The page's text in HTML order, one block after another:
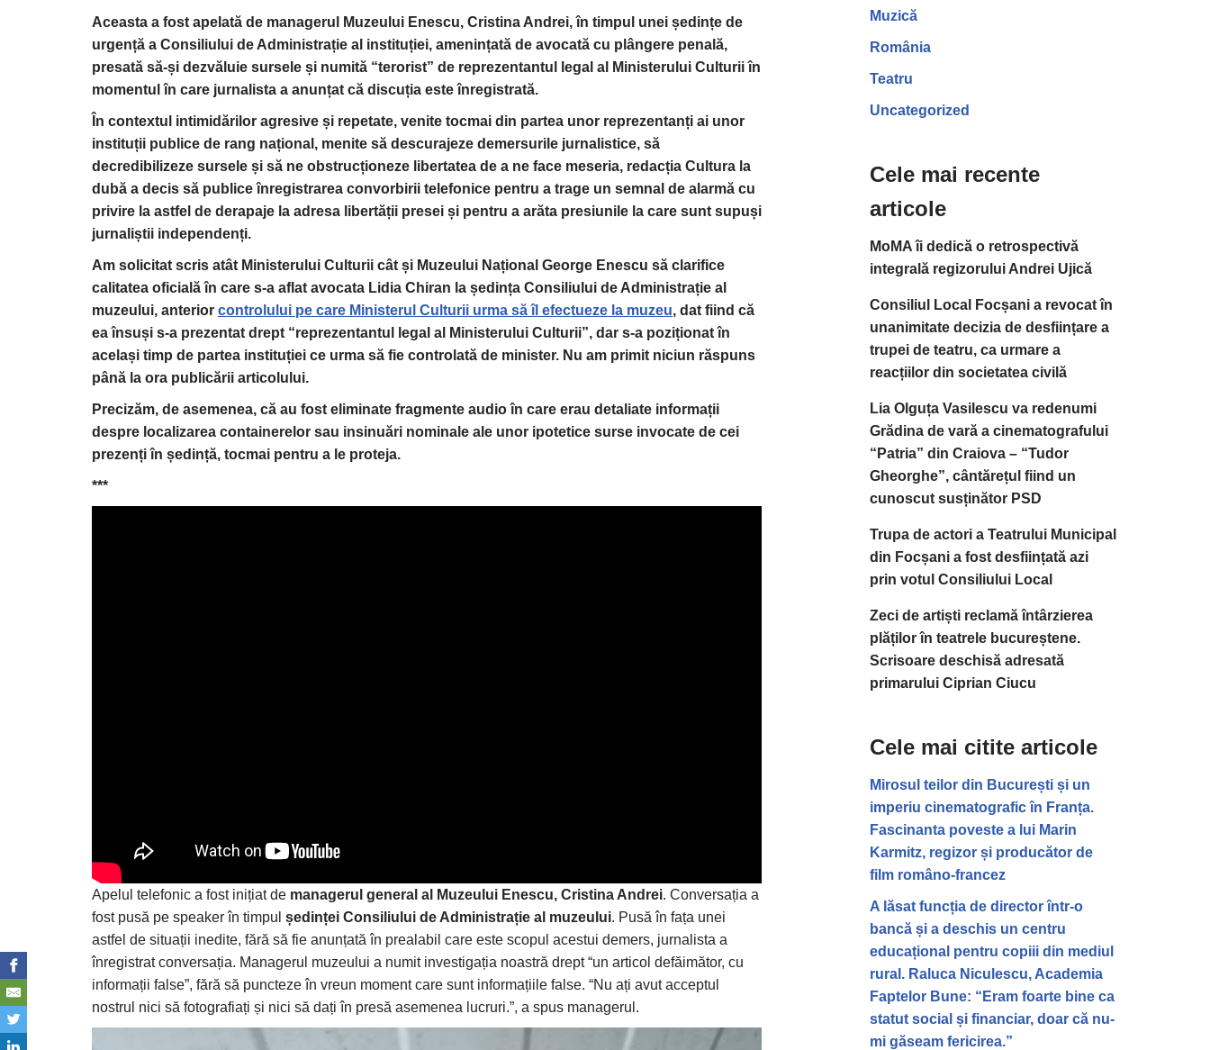
Aceasta a fost apelată de managerul Muzeului Enescu, Cristina Andrei, în timpul unei ședințe de
urgență a Consiliului de Administrație al instituției, amenințată de avocată cu plângere penală,
presată să-și dezvăluie sursele și numită “terorist” de reprezentantul legal al Ministerului Culturii în
momentul în care jurnalista a anunțat că discuția este înregistrată.
În contextul intimidărilor agresive și repetate, venite tocmai din partea unor reprezentanți ai unor
instituții publice de rang național, menite să descurajeze demersurile jurnalistice, să
decredibilizeze sursele și să ne obstrucționeze libertatea de a ne face meseria, redacția Cultura la
dubă a decis să publice înregistrarea convorbirii telefonice pentru a trage un semnal de alarmă cu
privire la astfel de derapaje la adresa libertății presei și pentru a arăta presiunile la care sunt supuși
jurnaliștii independenți.
Am solicitat scris atât Ministerului Culturii cât și Muzeului Național George Enescu să clarifice
calitatea oficială în care s-a aflat avocata Lidia Chiran la ședința Consiliului de Administrație al
muzeului, anterior controlului pe care Ministerul Culturii urma să îl efectueze la muzeu, dat fiind că
ea însuși s-a prezentat drept “reprezentantul legal al Ministerului Culturii”, dar s-a poziționat în
același timp de partea instituției ce urma să fie controlată de minister. Nu am primit niciun răspuns
până la ora publicării articolului.
Precizăm, de asemenea, că au fost eliminate fragmente audio în care erau detaliate informații
despre localizarea containerelor sau insinuări nominale ale unor ipotetice surse invocate de cei
prezenți în ședință, tocmai pentru a le proteja.
***
Apelul telefonic a fost inițiat de managerul general al Muzeului Enescu, Cristina Andrei. Conversația a
fost pusă pe speaker în timpul ședinței Consiliului de Administrație al muzeului. Pusă în fața unei
astfel de situații inedite, fără să fie anunțată în prealabil care este scopul acestui demers, jurnalista a
înregistrat conversația. Managerul muzeului a numit investigația noastră drept “un articol defăimător, cu
informații false”, fără să puncteze în vreun moment care sunt informațiile false. “Nu ați avut acceptul
nostrul nici să fotografiați și nici să dați în presă asemenea lucruri.”, a spus managerul.
Muzică
România
Teatru
Uncategorized
Cele mai recente
articole
MoMA îi dedică o retrospectivă
integrală regizorului Andrei Ujică
Consiliul Local Focșani a revocat în
unanimitate decizia de desființare a
trupei de teatru, ca urmare a
reacțiilor din societatea civilă
Lia Olguța Vasilescu va redenumi
Grădina de vară a cinematografului
“Patria” din Craiova – “Tudor
Gheorghe”, cântărețul fiind un
cunoscut susținător PSD
Trupa de actori a Teatrului Municipal
din Focșani a fost desființată azi
prin votul Consiliului Local
Zeci de artiști reclamă întârzierea
plăților în teatrele bucureștene.
Scrisoare deschisă adresată
primarului Ciprian Ciucu
Cele mai citite articole
Mirosul teilor din București și un
imperiu cinematografic în Franța.
Fascinanta poveste a lui Marin
Karmitz, regizor și producător de
film româno-francez
A lăsat funcția de director într-o
bancă și a deschis un centru
educațional pentru copiii din mediul
rural. Raluca Niculescu, Academia
Faptelor Bune: “Eram foarte bine ca
statut social și financiar, doar că nu-
mi găseam fericirea.”